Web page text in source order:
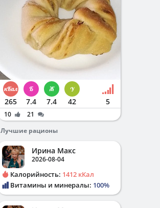
265 7.4 7.4 42 5
10
21
Лучшие рационы
Ирина Макс
2026-08-04
Калорийность: 1412 кКал
Витамины и минералы: 100%